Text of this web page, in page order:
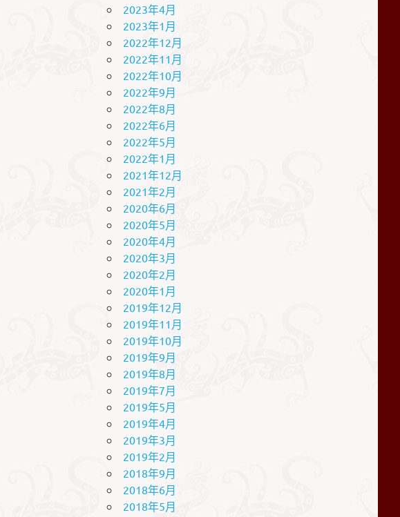
2023年4月
2023年1月
2022年12月
2022年11月
2022年10月
2022年9月
2022年8月
2022年6月
2022年5月
2022年1月
2021年12月
2021年2月
2020年6月
2020年5月
2020年4月
2020年3月
2020年2月
2020年1月
2019年12月
2019年11月
2019年10月
2019年9月
2019年8月
2019年7月
2019年5月
2019年4月
2019年3月
2019年2月
2018年9月
2018年6月
2018年5月